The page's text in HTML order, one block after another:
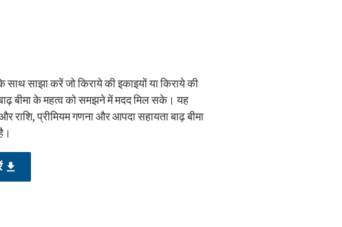
साझा करें जो किराये की इकाइयों या किराये की
बाढ़ बीमा के महत्व को समझने में मदद मिल सके। यह
राशि, प्रीमियम गणना और आपदा सहायता बाढ़ बीमा